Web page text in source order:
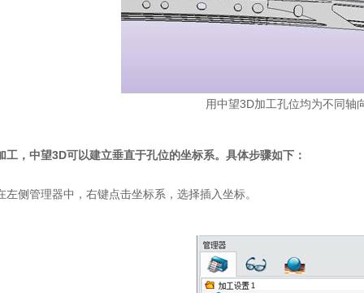
用中望3D加工孔位均为不同轴
工，中望3D可以建立垂直于孔位的坐标系。具体步骤如下：
管理器中，右键点击坐标系，选择插入坐标。